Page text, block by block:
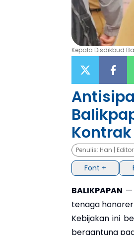
Kepala Disdikbud
Kontrak
Penulis: Han | Editor:
Font +
BALIKPAPAN —
tenaga
Kebijakan ini
bergantung